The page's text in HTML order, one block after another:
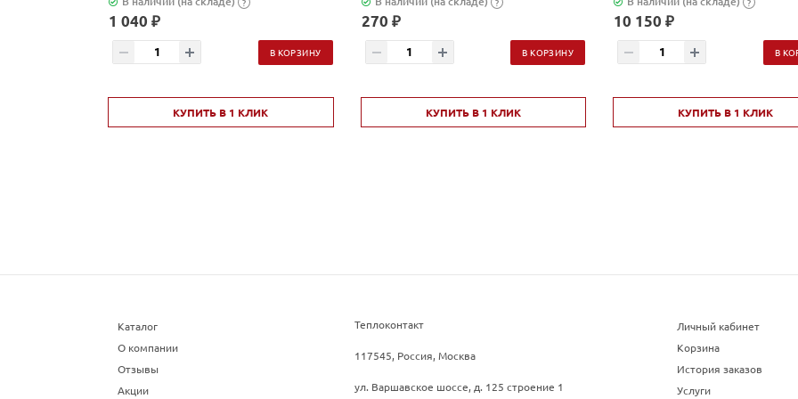
1 040 ₽
В КОРЗИНУ
КУПИТЬ В 1 КЛИК
270 ₽
В КОРЗИНУ
КУПИТЬ В 1 КЛИК
10 150 ₽
В
КУПИТЬ В 1 КЛИК
Каталог
О компании
Отзывы
Акции
Теплоконтакт
117545, Россия, Москва
ул. Варшавское шоссе, д. 125 строение 1
Личный кабинет
Корзина
История заказов
Услуги